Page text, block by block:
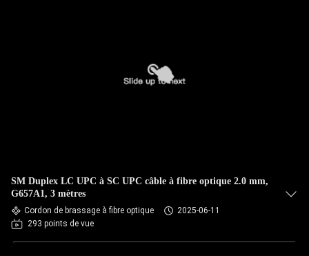
SM Duplex LC UPC à SC UPC câble à fibre optique 2.0 mm,
G657A1, 3 mètres
Cordon de brassage à fibre optique
2025-06-11
293 points de vue